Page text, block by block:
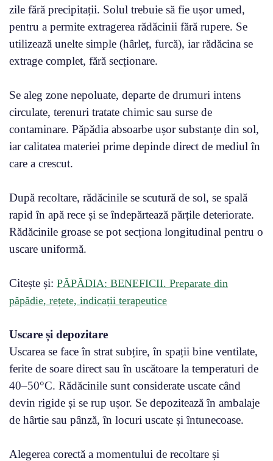
zile fără precipitații. Solul trebuie să fie ușor umed,
pentru a permite extragerea rădăcinii fără rupere. Se
utilizează unelte simple (hârleț, furcă), iar rădăcina se
extrage complet, fără secționare.
Se aleg zone nepoluate, departe de drumuri intens
circulate, terenuri tratate chimic sau surse de
contaminare. Păpădia absoarbe ușor substanțe din sol,
iar calitatea materiei prime depinde direct de mediul în
care a crescut.
După recoltare, rădăcinile se scutură de sol, se spală
rapid în apă rece și se îndepărtează părțile deteriorate.
Rădăcinile groase se pot secționa longitudinal pentru o
uscare uniformă.
Citește și: PĂPĂDIA: BENEFICII. Preparate din
păpădie, rețete, indicații terapeutice
Uscare și depozitare
Uscarea se face în strat subțire, în spații bine ventilate,
ferite de soare direct sau în uscătoare la temperaturi de
40–50°C. Rădăcinile sunt considerate uscate când
devin rigide și se rup ușor. Se depozitează în ambalaje
de hârtie sau pânză, în locuri uscate și întunecoase.
Alegerea corectă a momentului de recoltare și